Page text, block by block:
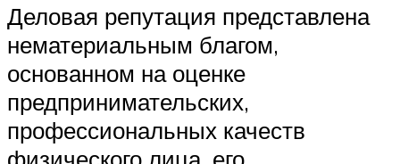
Деловая репутация представлена
нематериальным благом,
основанном на оценке
предпринимательских,
профессиональных качеств